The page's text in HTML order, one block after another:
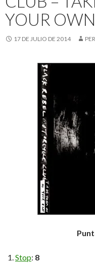
YOUR
17 DE JULIO DE 2014
Stop: 8